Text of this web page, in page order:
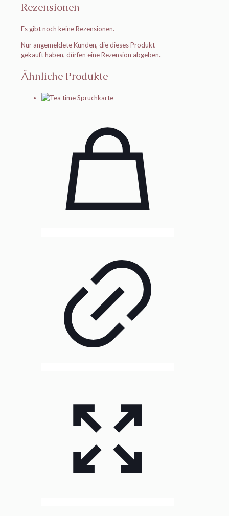
Rezensionen
Es gibt noch keine Rezensionen.
Nur angemeldete Kunden, die dieses Produkt
gekauft haben, dürfen eine Rezension abgeben.
Ähnliche Produkte